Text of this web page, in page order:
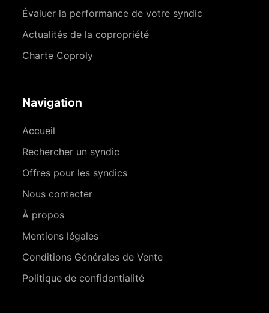
Évaluer la performance de votre syndic
Actualités de la copropriété
Charte Coproly
Navigation
Accueil
Rechercher un syndic
Offres pour les syndics
Nous contacter
À propos
Mentions légales
Conditions Générales de Vente
Politique de confidentialité